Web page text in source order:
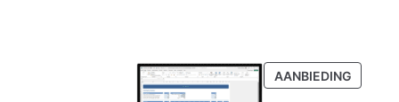
AANBIEDING
IN